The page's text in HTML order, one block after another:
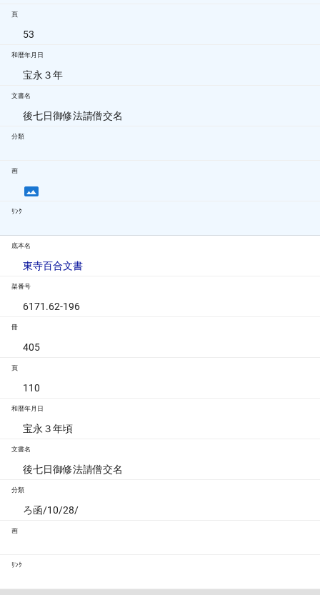
頁
53
和暦年月日
宝永３年
文書名
後七日御修法請僧交名
分類
画
ﾘﾝｸ
底本名
東寺百合文書
架番号
6171.62-196
冊
405
頁
110
和暦年月日
宝永３年頃
文書名
後七日御修法請僧交名
分類
ろ函/10/28/
画
ﾘﾝｸ